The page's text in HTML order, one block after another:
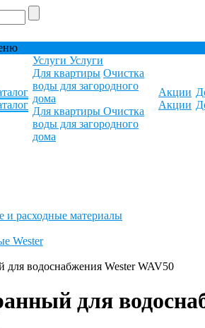
Услуги Услуги
Для квартиры Очистка
воды для загородного
дома
Для квартиры Очистка
воды для загородного
дома
Акции
Акции
расходные материалы
Wester
для водоснабжения Wester WAV50
для